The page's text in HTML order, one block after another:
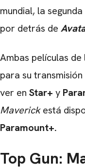
mundial, la
por detrás de
Ambas películas
para su transmisión
ver en Star+ y
Maverickestá
Paramount+.
Top Gun: